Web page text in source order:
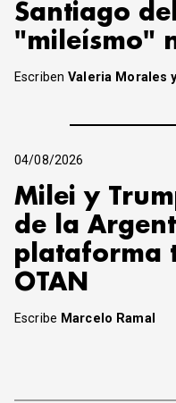
Santiago
"mileísmo"
EscribenValeria Morales
04/08/2026
Milei y
de la
plataforma
OTAN
Escribe Marcelo Ramal